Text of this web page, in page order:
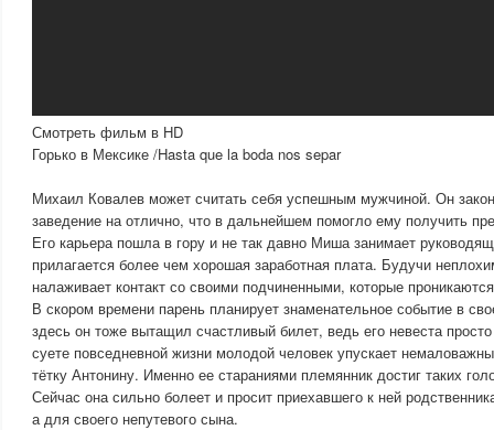
Смотреть фильм в HD
Горько в Мексике /Hasta que la boda nos separ
Михаил Ковалев может считать себя успешным мужчиной. Он
заведение на отлично, что в дальнейшем помогло ему получить
Его карьера пошла в гору и не так давно Миша занимает
прилагается более чем хорошая заработная плата. Будучи
налаживает контакт со своими подчиненными, которые
В скором времени парень планирует знаменательное событие в
здесь он тоже вытащил счастливый билет, ведь его невеста
суете повседневной жизни молодой человек упускает
тётку Антонину. Именно ее стараниями племянник достиг таких
Сейчас она сильно болеет и просит приехавшего к ней
а для своего непутевого сына.